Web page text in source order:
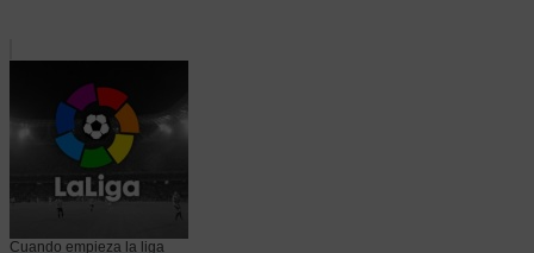
Cuando empieza la liga